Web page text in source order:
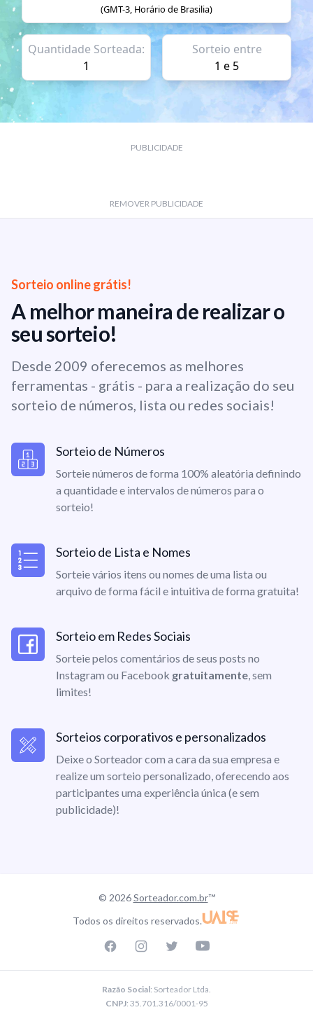
(GMT-3, Horário de Brasilia)
Quantidade Sorteada:
1
Sorteio entre
1 e 5
PUBLICIDADE
REMOVER PUBLICIDADE
Sorteio online grátis!
A melhor maneira de realizar o
seu sorteio!
Desde 2009 oferecemos as melhores
ferramentas - grátis - para a realização do seu
sorteio de números, lista ou redes sociais!
Sorteio de Números
Sorteie números de forma 100% aleatória definindo
a quantidade e intervalos de números para o
sorteio!
Sorteio de Lista e Nomes
Sorteie vários itens ou nomes de uma lista ou
arquivo de forma fácil e intuitiva de forma gratuita!
Sorteio em Redes Sociais
Sorteie pelos comentários de seus posts no
Instagram ou Facebook gratuitamente, sem
limites!
Sorteios corporativos e personalizados
Deixe o Sorteador com a cara da sua empresa e
realize um sorteio personalizado, oferecendo aos
participantes uma experiência única (e sem
publicidade)!
© 2026Sorteador.com.br™
Todos os direitos reservados.
Razão Social: Sorteador Ltda.
CNPJ: 35.701.316/0001-95